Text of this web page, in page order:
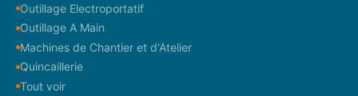
Outillage Electroportatif
Outillage A Main
Machines de Chantier et d'Atelier
Quincaillerie
Tout voir